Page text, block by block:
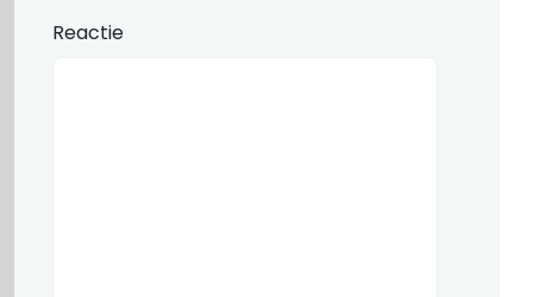
Reactie